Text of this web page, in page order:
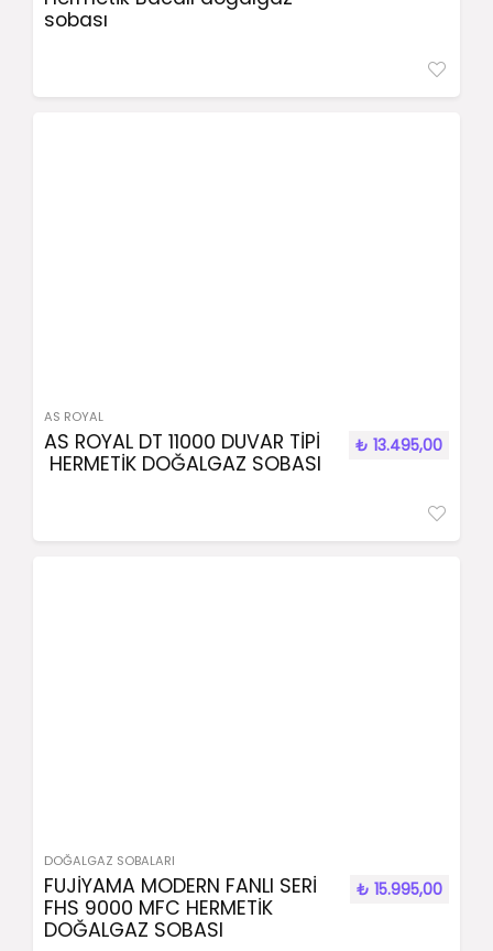
sobası
AS ROYAL
AS ROYAL DT 11000 DUVAR TİPİ
HERMETİK DOĞALGAZ SOBASI
₺ 13.495,00
DOĞALGAZ SOBALARI
FUJİYAMA MODERN FANLI SERİ
FHS 9000 MFC HERMETİK
DOĞALGAZ SOBASI
₺ 15.995,00